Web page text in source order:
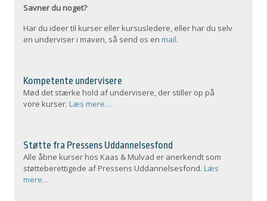
Savner du noget?
Har du ideer til kurser eller kursusledere, eller har du selv
en underviser i maven, så send os enmail.
Kompetente undervisere
Mød det stærke hold af undervisere, der stiller op på
vore kurser.Læs mere…
Støtte fra Pressens Uddannelsesfond
Alle åbne kurser hos Kaas & Mulvad er anerkendt som
støtteberettigede af Pressens Uddannelsesfond.Læs
mere…